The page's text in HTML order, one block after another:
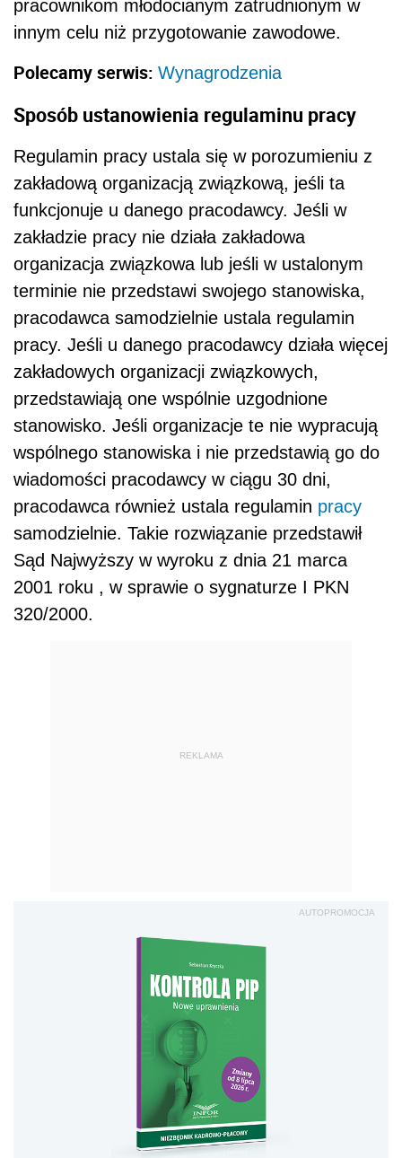
pracownikom młodocianym zatrudnionym w
innym celu niż przygotowanie zawodowe.
Polecamy serwis: Wynagrodzenia
Sposób ustanowienia regulaminu pracy
Regulamin pracy ustala się w porozumieniu z
zakładową organizacją związkową, jeśli ta
funkcjonuje u danego pracodawcy. Jeśli w
zakładzie pracy nie działa zakładowa
organizacja związkowa lub jeśli w ustalonym
terminie nie przedstawi swojego stanowiska,
pracodawca samodzielnie ustala regulamin
pracy. Jeśli u danego pracodawcy działa więcej
zakładowych organizacji związkowych,
przedstawiają one wspólnie uzgodnione
stanowisko. Jeśli organizacje te nie wypracują
wspólnego stanowiska i nie przedstawią go do
wiadomości pracodawcy w ciągu 30 dni,
pracodawca również ustala regulamin pracy
samodzielnie. Takie rozwiązanie przedstawił
Sąd Najwyższy w wyroku z dnia 21 marca
2001 roku , w sprawie o sygnaturze I PKN
320/2000.
REKLAMA
AUTOPROMOCJA